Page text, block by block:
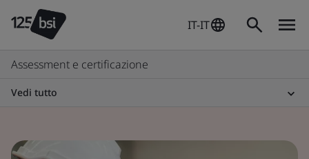
IT-IT
Assessment e certificazione
Vedi tutto